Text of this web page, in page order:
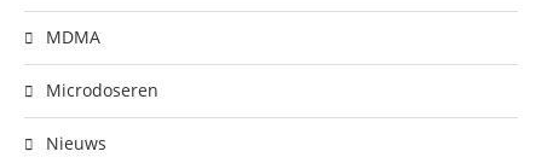
MDMA
Microdoseren
Nieuws